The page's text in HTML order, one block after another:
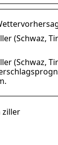
(Schwaz,
(Schwaz,
ziller